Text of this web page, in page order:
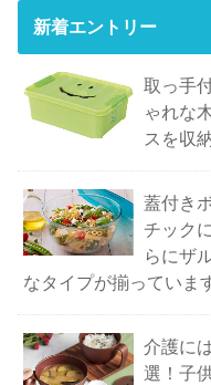
新着エントリー
取っ手
ゃれな
スを収
蓋付き
チック
らにザ
なタイプが揃っていま
介護に
選！子